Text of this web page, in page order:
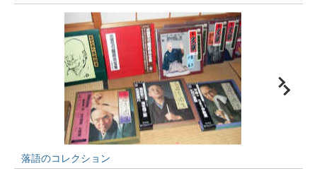
落語のコレクション